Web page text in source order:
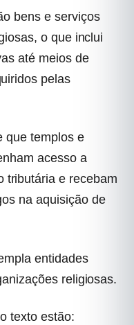
bens e serviços
o que inclui
até meios de
pelas
que templos e
acesso a
tributária e recebam
na aquisição de
entidades
religiosas.
texto estão: